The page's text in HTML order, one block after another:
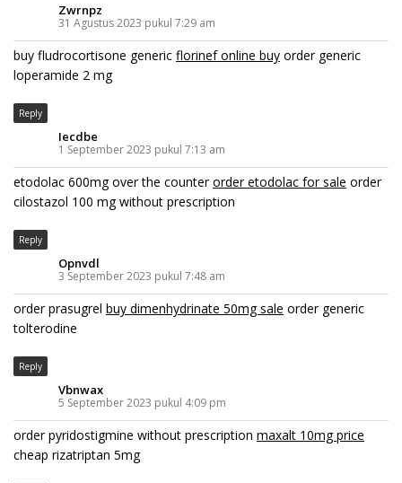
Zwrnpz
31 Agustus 2023 pukul 7:29 am
buy fludrocortisone generic florinef online buy order generic
loperamide 2 mg
Reply
Iecdbe
1 September 2023 pukul 7:13 am
etodolac 600mg over the counterorder etodolac for sale order
cilostazol 100 mg without prescription
Reply
Opnvdl
3 September 2023 pukul 7:48 am
order prasugrel buy dimenhydrinate 50mg sale order generic
tolterodine
Reply
Vbnwax
5 September 2023 pukul 4:09 pm
order pyridostigmine without prescription maxalt 10mg price
cheap rizatriptan 5mg